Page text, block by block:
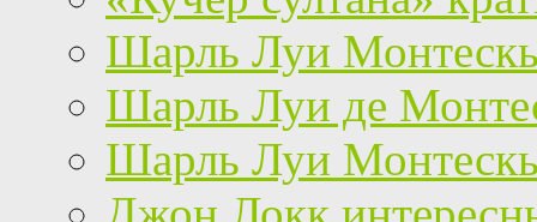
Шарль Луи
Шарль Луи де
Шарль Луи